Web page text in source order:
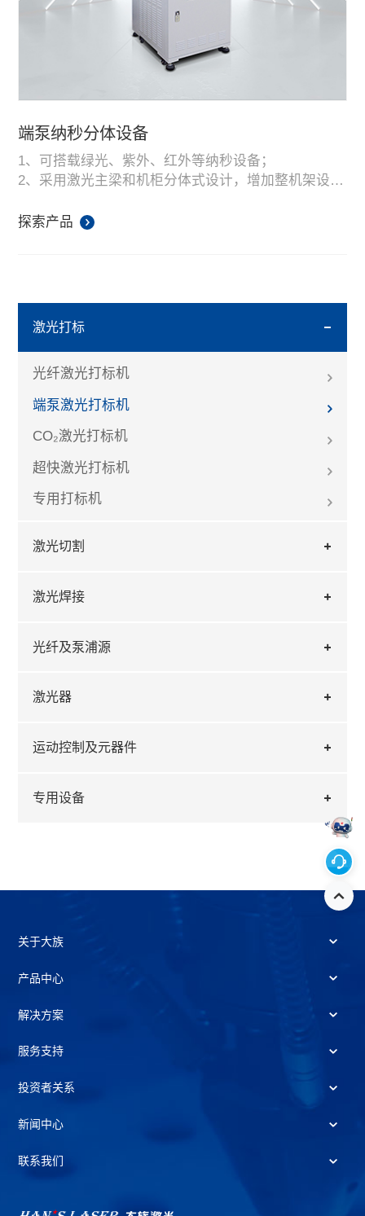
激光打标
光纤激光打标机
端泵激光打标机
CO₂激光打标机
超快激光打标机
专用打标机
激光切割
激光焊接
光纤及泵浦源
激光器
运动控制及元器件
专用设备
端泵纳秒分体设备
1、可搭载绿光、紫外、红外等纳秒设备；
2、采用激光主梁和机柜分体式设计，增加整机架设的
3、设备体积小，节省空间；
探索产品
关于大族
产品中心
解决方案
服务支持
投资者关系
新闻中心
联系我们